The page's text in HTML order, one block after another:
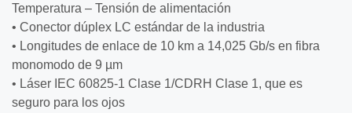
Temperatura – Tensión de alimentación
• Conector dúplex LC estándar de la industria
• Longitudes de enlace de 10 km a 14,025 Gb/s en fibra
monomodo de 9 µm
• Láser IEC 60825-1 Clase 1/CDRH Clase 1, que es
seguro para los ojos